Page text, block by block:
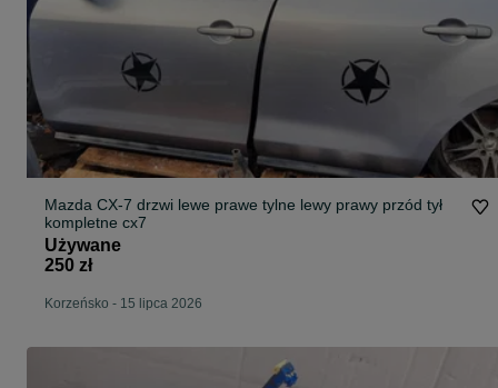
Mazda CX-7 drzwi lewe prawe tylne lewy prawy przód tył
kompletne cx7
Używane
250 zł
Korzeńsko - 15 lipca 2026